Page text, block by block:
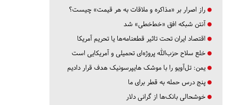
راز اصرار بر «مذاکره و ملاقات به هر قیمت» چیست؟
آنتن شبکه افق «خط‌خطی» شد
اقتصاد ایران تحت تاثیر قطعنامه‌ها یا تحریم‌ آمریکا
خلع سلاح حزب‌الله پروژه‌ای تحمیلی و آمریکایی است
یمن: تل‌آویو را با موشک هایپرسونیک هدف قرار دادیم
پنج درس‌ حمله به قطر برای ما
خوشحالی بانک‌ها از گرانی دلار